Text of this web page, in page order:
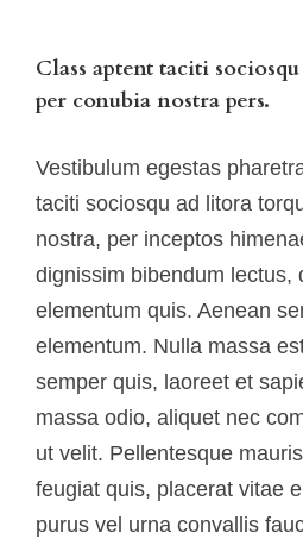
Class aptent taciti
per conubia nostra pers.
Vestibulum egestas
taciti sociosqu ad litora
nostra, per inceptos
dignissim bibendum lectus,
elementum quis. Aenean
elementum. Nulla massa
semper quis, laoreet et
massa odio, aliquet nec
ut velit. Pellentesque
feugiat quis, placerat vitae
purus vel urna convallis